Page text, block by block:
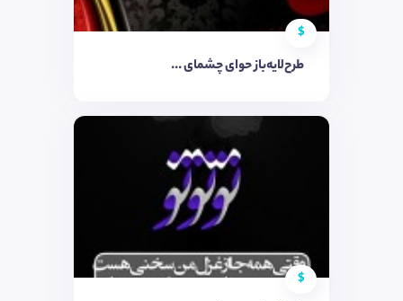
$
طرح‌لایه‌باز حوای چشمای ...
$